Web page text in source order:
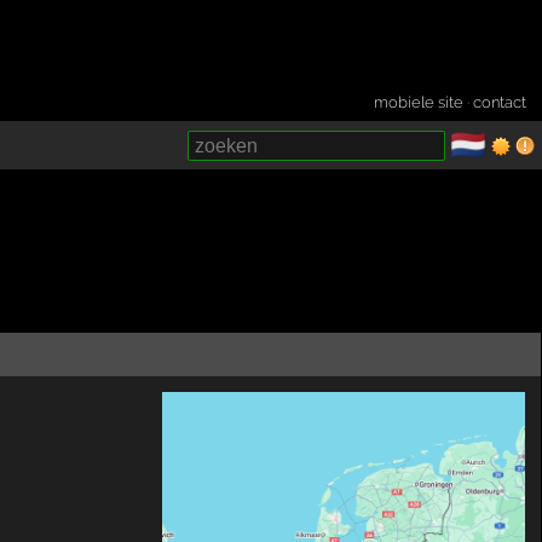
mobiele site ·contact
🇳🇱